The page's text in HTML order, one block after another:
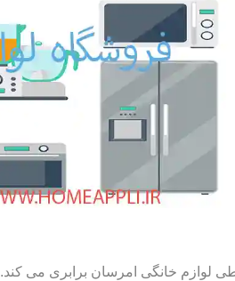
لوازم خانگی امرسان برابری می کند.